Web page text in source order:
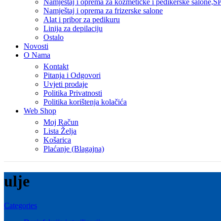
Namještaj i oprema za kozmetičke i pedikerske
Namještaj i oprema za frizerske salone
Alat i pribor za pedikuru
Linija za depilaciju
Ostalo
Novosti
O Nama
Kontakt
Pitanja i Odgovori
Uvjeti prodaje
Politika Privatnosti
Politika korištenja kolačića
Web Shop
Moj Račun
Lista Želja
Košarica
Plaćanje (Blagajna)
ulje
Categories